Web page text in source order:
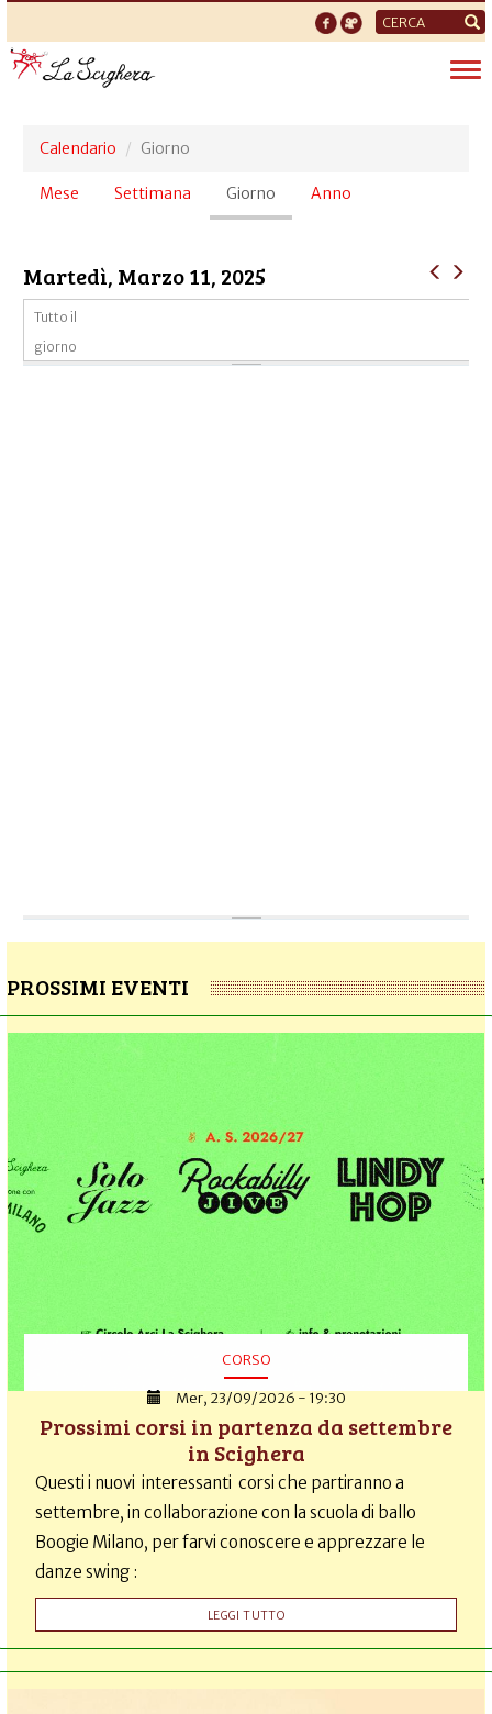
Form
di
ricerca
Calendario Giorno
Schede
Mese Settimana Giorno (scheda
attiva)
Anno
Martedì, Marzo 11, 2025
Tutto il
giorno
PROSSIMI EVENTI
CORSO
Mer, 23/09/2026 - 19:30
Prossimi corsi in partenza da settembre
in Scighera
Questi i nuovi interessanti corsi che partiranno a
settembre, in collaborazione con la scuola di ballo
Boogie Milano, per farvi conoscere e apprezzare le
danze swing :
LEGGI TUTTO